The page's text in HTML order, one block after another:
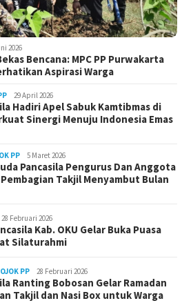
2026
Bencana: MPC PP Purwakarta
Aspirasi Warga
29 April 2026
Hadiri Apel Sabuk Kamtibmas di
Sinergi Menuju Indonesia Emas
PP 5 Maret 2026
Pancasila Pengurus Dan Anggota
Takjil Menyambut Bulan
28 Februari 2026
Kab. OKU Gelar Buka Puasa
Silaturahmi
PP 28 Februari 2026
Ranting Bobosan Gelar Ramadan
Takjil dan Nasi Box untuk Warga